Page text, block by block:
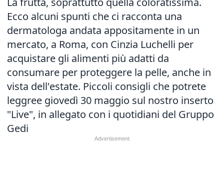
Ecco alcuni spunti che ci racconta una
dermatologa andata appositamente in un
mercato, a Roma, con Cinzia Luchelli per
acquistare gli alimenti più adatti da
consumare per proteggere la pelle, anche in
vista dell'estate. Piccoli consigli che potrete
leggree giovedì 30 maggio sul nostro inserto
"Live", in allegato con i quotidiani del Gruppo
Gedi